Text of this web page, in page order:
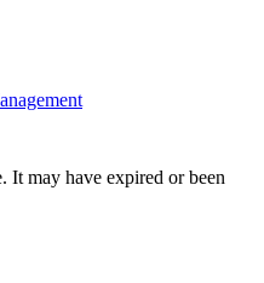
It may have expired or been